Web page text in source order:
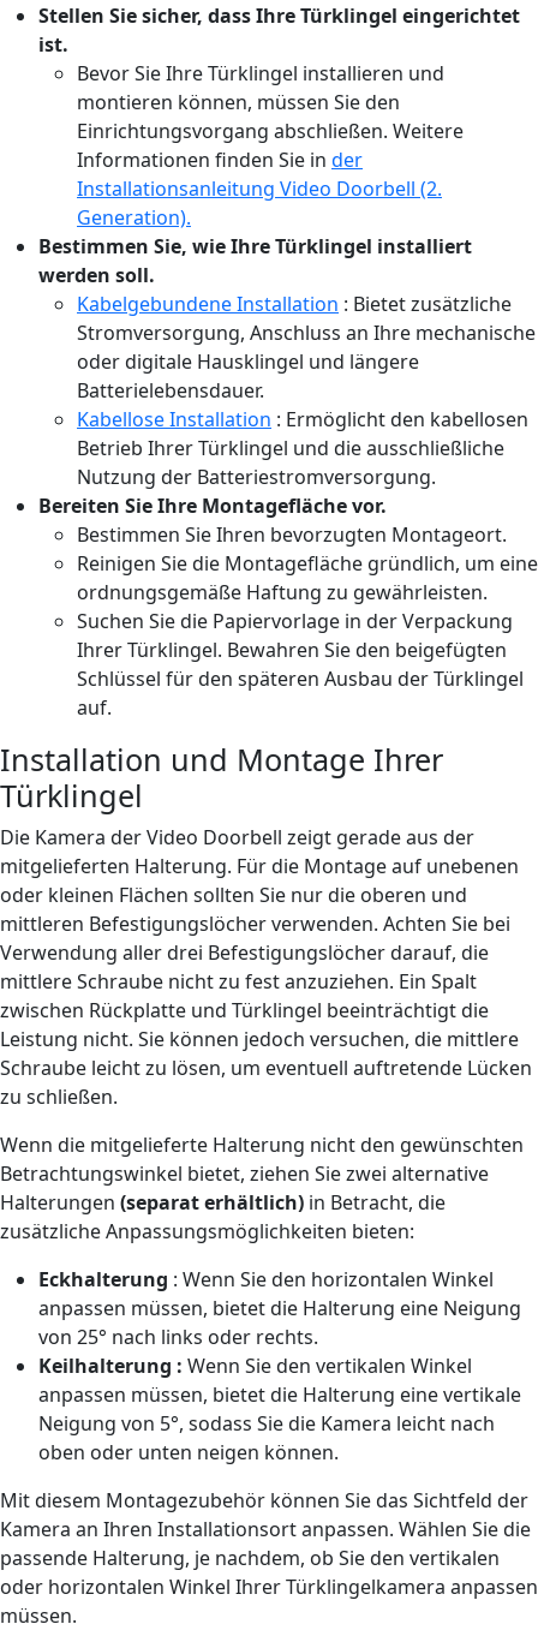
Stellen Sie sicher, dass Ihre Türklingel eingerichtet
ist.
Bevor Sie Ihre Türklingel installieren und
montieren können, müssen Sie den
Einrichtungsvorgang abschließen. Weitere
Informationen finden Sie in der
Installationsanleitung Video Doorbell (2.
Generation).
Bestimmen Sie, wie Ihre Türklingel installiert
werden soll.
Kabelgebundene Installation : Bietet zusätzliche
Stromversorgung, Anschluss an Ihre mechanische
oder digitale Hausklingel und längere
Batterielebensdauer.
Kabellose Installation : Ermöglicht den kabellosen
Betrieb Ihrer Türklingel und die ausschließliche
Nutzung der Batteriestromversorgung.
Bereiten Sie Ihre Montagefläche vor.
Bestimmen Sie Ihren bevorzugten Montageort.
Reinigen Sie die Montagefläche gründlich, um eine
ordnungsgemäße Haftung zu gewährleisten.
Suchen Sie die Papiervorlage in der Verpackung
Ihrer Türklingel. Bewahren Sie den beigefügten
Schlüssel für den späteren Ausbau der Türklingel
auf.
Installation und Montage Ihrer
Türklingel
Die Kamera der Video Doorbell zeigt gerade aus der
mitgelieferten Halterung. Für die Montage auf unebenen
oder kleinen Flächen sollten Sie nur die oberen und
mittleren Befestigungslöcher verwenden. Achten Sie bei
Verwendung aller drei Befestigungslöcher darauf, die
mittlere Schraube nicht zu fest anzuziehen. Ein Spalt
zwischen Rückplatte und Türklingel beeinträchtigt die
Leistung nicht. Sie können jedoch versuchen, die mittlere
Schraube leicht zu lösen, um eventuell auftretende Lücken
zu schließen.
Wenn die mitgelieferte Halterung nicht den gewünschten
Betrachtungswinkel bietet, ziehen Sie zwei alternative
Halterungen (separat erhältlich) in Betracht, die
zusätzliche Anpassungsmöglichkeiten bieten:
Eckhalterung : Wenn Sie den horizontalen Winkel
anpassen müssen, bietet die Halterung eine Neigung
von 25° nach links oder rechts.
Keilhalterung : Wenn Sie den vertikalen Winkel
anpassen müssen, bietet die Halterung eine vertikale
Neigung von 5°, sodass Sie die Kamera leicht nach
oben oder unten neigen können.
Mit diesem Montagezubehör können Sie das Sichtfeld der
Kamera an Ihren Installationsort anpassen. Wählen Sie die
passende Halterung, je nachdem, ob Sie den vertikalen
oder horizontalen Winkel Ihrer Türklingelkamera anpassen
müssen.